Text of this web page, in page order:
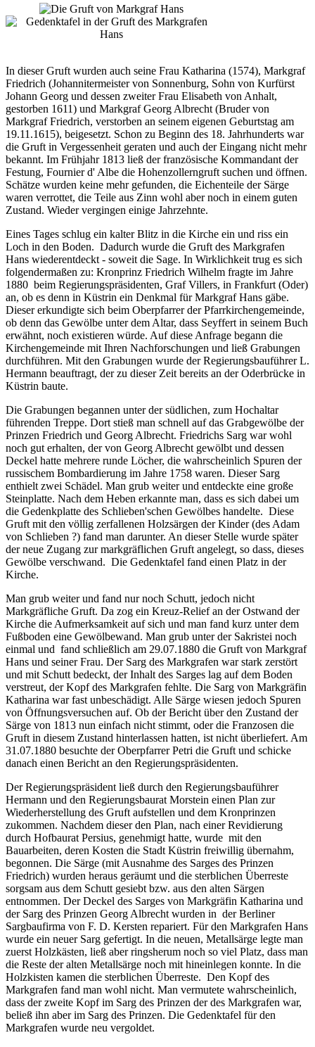
In dieser Gruft wurden auch seine Frau Katharina (1574), Markgraf
Friedrich (Johannitermeister von Sonnenburg, Sohn von Kurfürst
Johann Georg und dessen zweiter Frau Elisabeth von Anhalt,
gestorben 1611) und Markgraf Georg Albrecht (Bruder von
Markgraf Friedrich, verstorben an seinem eigenen Geburtstag am
19.11.1615), beigesetzt. Schon zu Beginn des 18. Jahrhunderts war
die Gruft in Vergessenheit geraten und auch der Eingang nicht mehr
bekannt. Im Frühjahr 1813 ließ der französische Kommandant der
Festung, Fournier d' Albe die Hohenzollerngruft suchen und öffnen.
Schätze wurden keine mehr gefunden, die Eichenteile der Särge
waren verrottet, die Teile aus Zinn wohl aber noch in einem guten
Zustand. Wieder vergingen einige Jahrzehnte.
Eines Tages schlug ein kalter Blitz in die Kirche ein und riss ein
Loch in den Boden. Dadurch wurde die Gruft des Markgrafen
Hans wiederentdeckt - soweit die Sage. In Wirklichkeit trug es sich
folgendermaßen zu: Kronprinz Friedrich Wilhelm fragte im Jahre
1880 beim Regierungspräsidenten, Graf Villers, in Frankfurt (Oder)
an, ob es denn in Küstrin ein Denkmal für Markgraf Hans gäbe.
Dieser erkundigte sich beim Oberpfarrer der Pfarrkirchengemeinde,
ob denn das Gewölbe unter dem Altar, dass Seyffert in seinem Buch
erwähnt, noch existieren würde. Auf diese Anfrage begann die
Kirchengemeinde mit Ihren Nachforschungen und ließ Grabungen
durchführen. Mit den Grabungen wurde der Regierungsbauführer L.
Hermann beauftragt, der zu dieser Zeit bereits an der Oderbrücke in
Küstrin baute.
Die Grabungen begannen unter der südlichen, zum Hochaltar
führenden Treppe. Dort stieß man schnell auf das Grabgewölbe der
Prinzen Friedrich und Georg Albrecht. Friedrichs Sarg war wohl
noch gut erhalten, der von Georg Albrecht gewölbt und dessen
Deckel hatte mehrere runde Löcher, die wahrscheinlich Spuren der
russischem Bombardierung im Jahre 1758 waren. Dieser Sarg
enthielt zwei Schädel. Man grub weiter und entdeckte eine große
Steinplatte. Nach dem Heben erkannte man, dass es sich dabei um
die Gedenkplatte des Schlieben'schen Gewölbes handelte. Diese
Gruft mit den völlig zerfallenen Holzsärgen der Kinder (des Adam
von Schlieben ?) fand man darunter. An dieser Stelle wurde später
der neue Zugang zur markgräflichen Gruft angelegt, so dass, dieses
Gewölbe verschwand. Die Gedenktafel fand einen Platz in der
Kirche.
Man grub weiter und fand nur noch Schutt, jedoch nicht
Markgräfliche Gruft. Da zog ein Kreuz-Relief an der Ostwand der
Kirche die Aufmerksamkeit auf sich und man fand kurz unter dem
Fußboden eine Gewölbewand. Man grub unter der Sakristei noch
einmal und fand schließlich am 29.07.1880 die Gruft von Markgraf
Hans und seiner Frau. Der Sarg des Markgrafen war stark zerstört
und mit Schutt bedeckt, der Inhalt des Sarges lag auf dem Boden
verstreut, der Kopf des Markgrafen fehlte. Die Sarg von Markgräfin
Katharina war fast unbeschädigt. Alle Särge wiesen jedoch Spuren
von Öffnungsversuchen auf. Ob der Bericht über den Zustand der
Särge von 1813 nun einfach nicht stimmt, oder die Franzosen die
Gruft in diesem Zustand hinterlassen hatten, ist nicht überliefert. Am
31.07.1880 besuchte der Oberpfarrer Petri die Gruft und schicke
danach einen Bericht an den Regierungspräsidenten.
Der Regierungspräsident ließ durch den Regierungsbauführer
Hermann und den Regierungsbaurat Morstein einen Plan zur
Wiederherstellung des Gruft aufstellen und dem Kronprinzen
zukommen. Nachdem dieser den Plan, nach einer Revidierung
durch Hofbaurat Persius, genehmigt hatte, wurde mit den
Bauarbeiten, deren Kosten die Stadt Küstrin freiwillig übernahm,
begonnen. Die Särge (mit Ausnahme des Sarges des Prinzen
Friedrich) wurden heraus geräumt und die sterblichen Überreste
sorgsam aus dem Schutt gesiebt bzw. aus den alten Särgen
entnommen. Der Deckel des Sarges von Markgräfin Katharina und
der Sarg des Prinzen Georg Albrecht wurden in der Berliner
Sargbaufirma von F. D. Kersten repariert. Für den Markgrafen Hans
wurde ein neuer Sarg gefertigt. In die neuen, Metallsärge legte man
zuerst Holzkästen, ließ aber ringsherum noch so viel Platz, dass man
die Reste der alten Metallsärge noch mit hineinlegen konnte. In die
Holzkisten kamen die sterblichen Überreste. Den Kopf des
Markgrafen fand man wohl nicht. Man vermutete wahrscheinlich,
dass der zweite Kopf im Sarg des Prinzen der des Markgrafen war,
beließ ihn aber im Sarg des Prinzen. Die Gedenktafel für den
Markgrafen wurde neu vergoldet.